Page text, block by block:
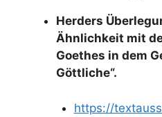
Herders
Ähnlichkeit mit
Goethes in dem
Göttliche“.
https://